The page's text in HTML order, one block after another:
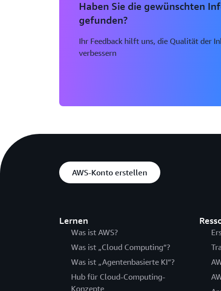
Haben Sie die gewünschten
gefunden?
Ihr Feedback hilft uns, die Qualität der
verbessern
AWS-Konto erstellen
Lernen
Was ist AWS?
Was ist „Cloud Computing“?
Was ist „Agentenbasierte KI“?
Hub für Cloud-Computing-
Konzepte